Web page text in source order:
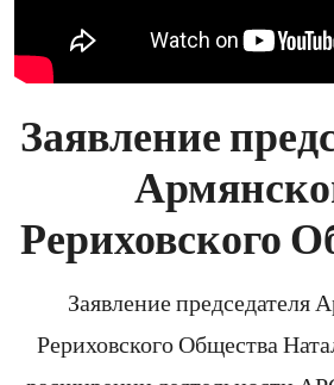
Заявление
Рериховского
Заявление председателя
Рериховского Общества